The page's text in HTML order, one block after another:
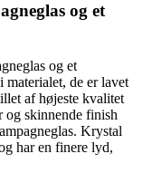
og et
og et
de er lavet
af højeste kvalitet
og skinnende finish
Krystal
har en finere lyd,